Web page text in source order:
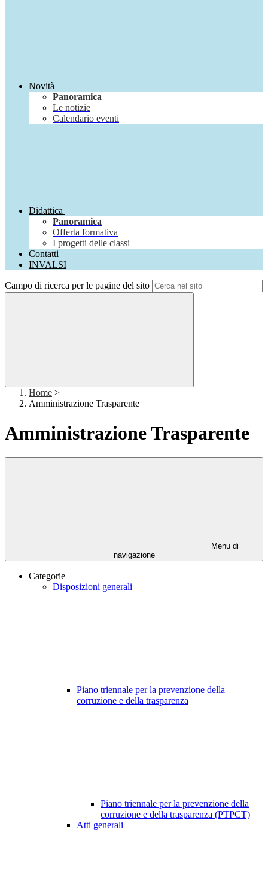
Novità
Panoramica
Le notizie
Calendario eventi
Didattica
Panoramica
Offerta formativa
I progetti delle classi
Contatti
INVALSI
Campo di ricerca per le pagine del sito
Home >
Amministrazione Trasparente
Amministrazione Trasparente
Menu di
navigazione
Categorie
Disposizioni generali
Piano triennale per la prevenzione della
corruzione e della trasparenza
Piano triennale per la prevenzione della
corruzione e della trasparenza (PTPCT)
Atti generali